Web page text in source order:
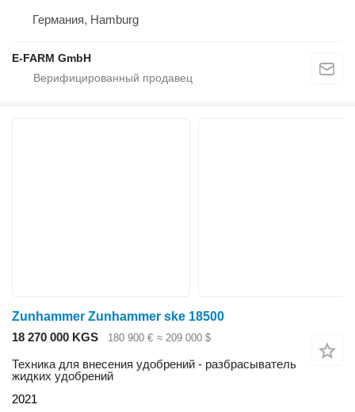
Германия, Hamburg
E-FARM GmbH
Zunhammer Zunhammer ske 18500
18 270 000 KGS
180 900 € ≈ 209 000 $
Техника для внесения удобрений - разбрасыватель
жидких удобрений
2021